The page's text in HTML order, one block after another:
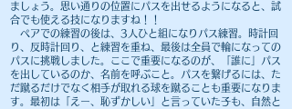
ましょう。思い通りの位置にパスを出せるようになると、試
合でも使える技になりますね！！
​ ペアでの練習の後は、3人ひと組になりパス練習。時計回
り、反時計回り、と練習を重ね、最後は全員で輪になっての
パスに挑戦しました。ここで重要になるのが、「誰に」パス
を出しているのか、名前を呼ぶこと。パスを繋げるには、た
だ蹴るだけでなく相手が取れる球を蹴ることも重要になりま
す。最初は「えー、恥ずかしい」と言っていた子も、自然と